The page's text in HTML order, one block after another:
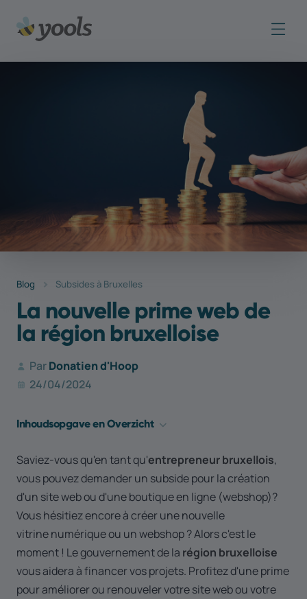
Blog Subsides à Bruxelles
La nouvelle prime web de
la région bruxelloise
ParDonatien d'Hoop
24/04/2024
Inhoudsopgave en Overzicht
Quels sont les critères pour bénéficier de cette prime
digitalisation ?
Pour quels projets puis-je utiliser la prime digitalisation ?
A quoi devez-vous faire attention ?
Comment demander la prime digitalisation ?
Phase 1: avant la mission
Phase 2 : Début de la construction du site web
Saviez-vous qu'en tant qu'entrepreneur bruxellois,
vous pouvez demander un subside pour la création
d'un site web ou d'une boutique en ligne (webshop)?
Vous hésitiez encore à créer une nouvelle
vitrine numérique ou un webshop ? Alors c'est le
moment ! Le gouvernement de la région bruxelloise
vous aidera à financer vos projets. Profitez d'une prime
pour améliorer ou renouveler votre site web ou votre